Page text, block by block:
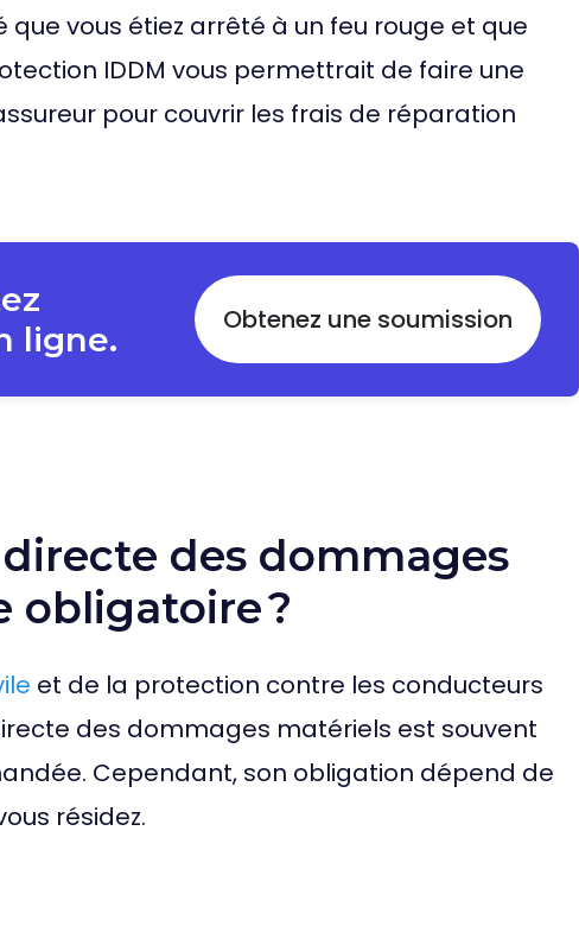
vous étiez arrêté à un feu rouge et que
IDDM vous permettrait de faire une
pour couvrir les frais de réparation
ligne.
Obtenez une soumission
des dommages
obligatoire ?
et de la protection contre les conducteurs
des dommages matériels est souvent
Cependant, son obligation dépend de
résidez.